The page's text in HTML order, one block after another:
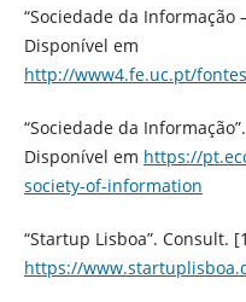
“Sociedade da Informação
Disponível em
http://www4.fe.uc.pt/
“Sociedade da
Disponível em https://
society-of-information
“Startup Lisboa”. Consult.
https://